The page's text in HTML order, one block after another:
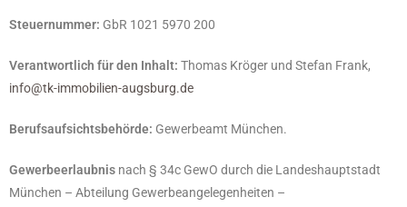
Steuernummer: GbR 1021 5970 200
Verantwortlich für den Inhalt: Thomas Kröger und Stefan Frank,
info@tk-immobilien-augsburg.de
Berufsaufsichtsbehörde: Gewerbeamt München.
Gewerbeerlaubnis nach § 34c GewO durch die Landeshauptstadt
München – Abteilung Gewerbeangelegenheiten –